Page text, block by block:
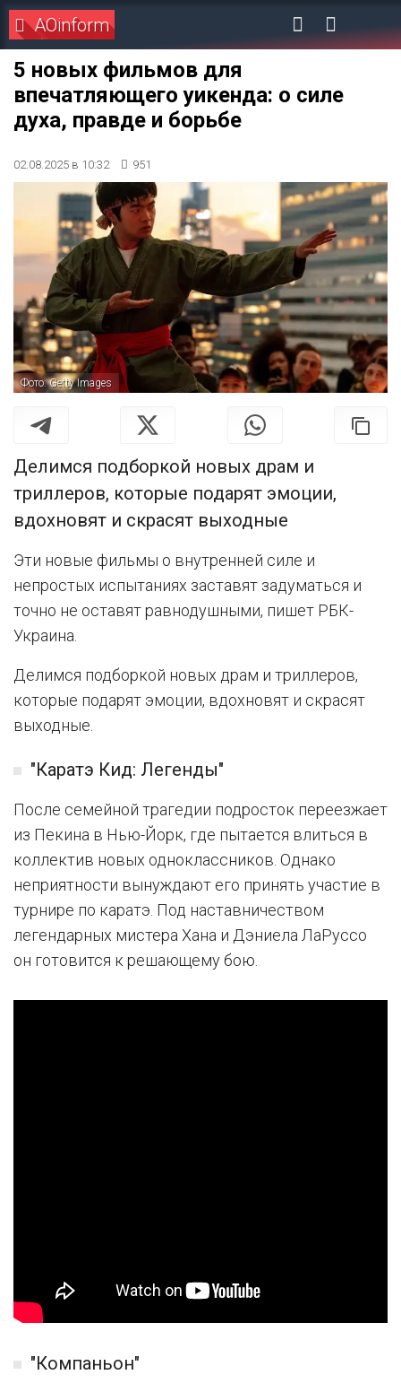
AOinform
5 новых фильмов для
впечатляющего уикенда: о силе
духа, правде и борьбе
02.08.2025 в 10:32 951
Фото: Getty Images
Делимся подборкой новых драм и
триллеров, которые подарят эмоции,
вдохновят и скрасят выходные
Эти новые фильмы о внутренней силе и
непростых испытаниях заставят задуматься и
точно не оставят равнодушными, пишет РБК-
Украина.
Делимся подборкой новых драм и триллеров,
которые подарят эмоции, вдохновят и скрасят
выходные.
"Каратэ Кид: Легенды"
После семейной трагедии подросток переезжает
из Пекина в Нью-Йорк, где пытается влиться в
коллектив новых одноклассников. Однако
неприятности вынуждают его принять участие в
турнире по каратэ. Под наставничеством
легендарных мистера Хана и Дэниела ЛаРуссо
он готовится к решающему бою.
"Компаньон"